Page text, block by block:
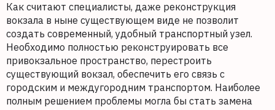
Как считают специалисты, даже реконструкция
вокзала в ныне существующем виде не позволит
создать современный, удобный транспортный узел.
Необходимо полностью реконструировать все
привокзальное пространство, перестроить
существующий вокзал, обеспечить его связь с
городским и междугородним транспортом. Наиболее
полным решением проблемы могла бы стать замена